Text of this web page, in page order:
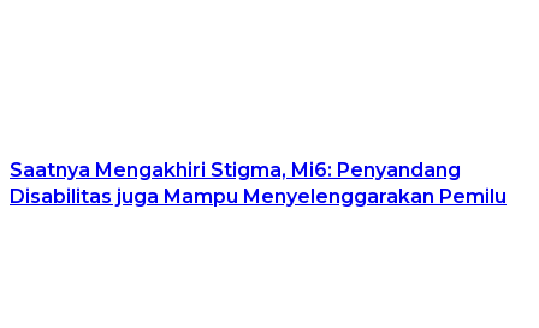
Saatnya Mengakhiri Stigma, Mi6: Penyandang
Disabilitas juga Mampu Menyelenggarakan Pemilu